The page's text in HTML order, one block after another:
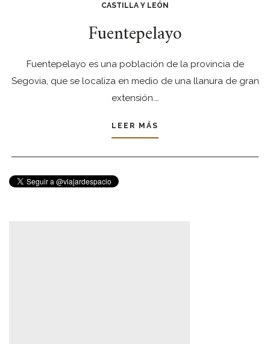
CASTILLA Y LEÓN
Fuentepelayo
Fuentepelayo es una población de la provincia de
Segovia, que se localiza en medio de una llanura de gran
extensión.…
LEER MÁS